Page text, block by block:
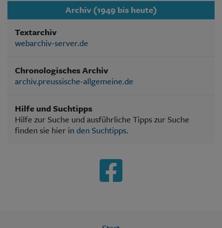
Archiv (1949 bis heute)
Textarchiv
webarchiv-server.de
Chronologisches Archiv
archiv.preussische-allgemeine.de
Hilfe und Suchtipps
Hilfe zur Suche und ausführliche Tipps zur Suche
finden sie hier in den Suchtipps.